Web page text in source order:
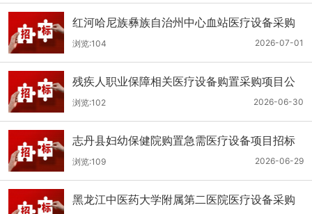
目的公开招标公告
红河哈尼族彝族自治州中心血站医疗设备采购
（二次）公开招标公告
2026-07-01
浏览:104
残疾人职业保障相关医疗设备购置采购项目公
开招标招标公告
2026-06-30
浏览:102
志丹县妇幼保健院购置急需医疗设备项目招标
公告
2026-06-29
浏览:109
黑龙江中医药大学附属第二医院医疗设备采购